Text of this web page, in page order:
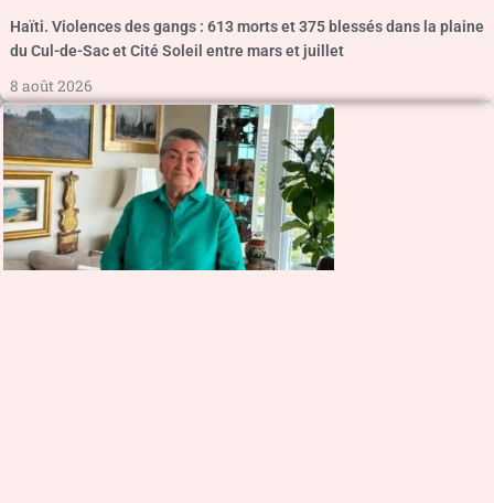
Haïti. Violences des gangs : 613 morts et 375 blessés dans la plaine
du Cul-de-Sac et Cité Soleil entre mars et juillet
8 août 2026